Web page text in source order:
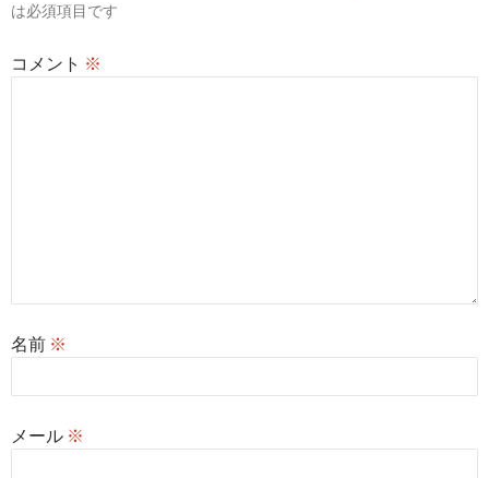
は必須項目です
コメント ※
名前 ※
メール ※